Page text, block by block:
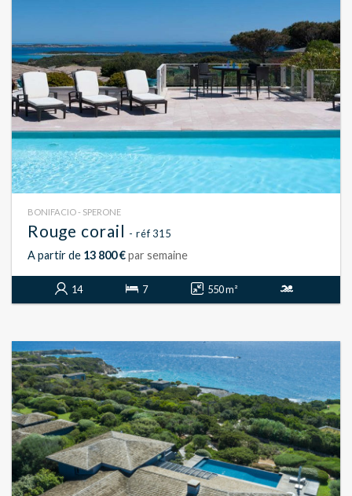
BONIFACIO - SPERONE
Rouge corail - réf 315
A partir de 13 800 €par semaine
14 7 550 m²